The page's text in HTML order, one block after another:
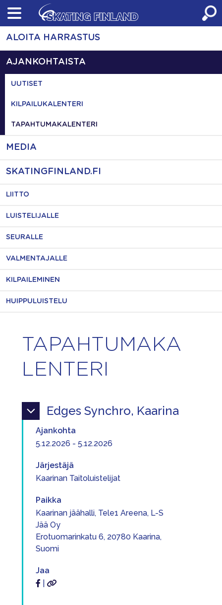
Skip
content
ALOITA HARRASTUS
AJANKOHTAISTA
UUTISET
KILPAILUKALENTERI
TAPAHTUMAKALENTERI
MEDIA
SKATINGFINLAND.FI
LIITTO
LUISTELIJALLE
SEURALLE
VALMENTAJALLE
KILPAILEMINEN
HUIPPULUISTELU
TAPAHTUMAKA
LENTERI
Edges Synchro, Kaarina
Ajankohta
5.12.2026 - 5.12.2026
Järjestäjä
Kaarinan Taitoluistelijat
Paikka
Kaarinan jäähalli, Tele1 Areena, L-S
Jää Oy
Erotuomarinkatu 6, 20780 Kaarina,
Suomi
Jaa